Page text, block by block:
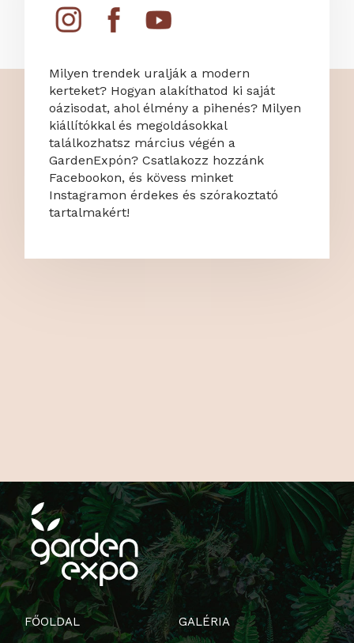
Milyen trendek uralják a modern
kerteket? Hogyan alakíthatod ki saját
oázisodat, ahol élmény a pihenés? Milyen
kiállítókkal és megoldásokkal
találkozhatsz március végén a
GardenExpón? Csatlakozz hozzánk
Facebookon, és kövess minket
Instagramon érdekes és szórakoztató
tartalmakért!
FŐOLDAL GALÉRIA